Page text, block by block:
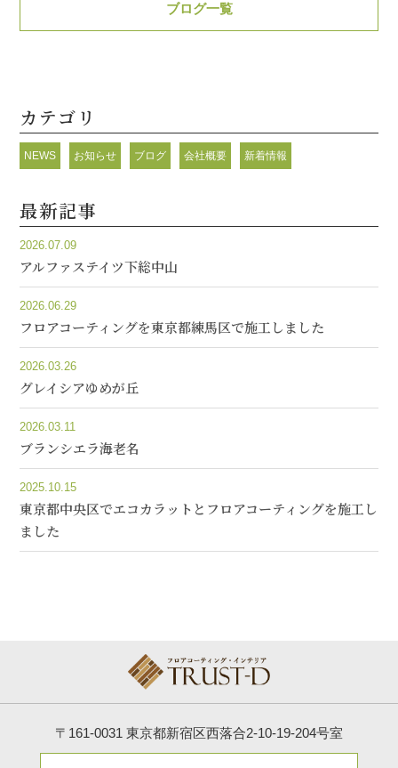
ブログ一覧
カテゴリ
NEWS お知らせ ブログ 会社概要 新着情報
最新記事
2026.07.09
アルファステイツ下総中山
2026.06.29
フロアコーティングを東京都練馬区で施工しました
2026.03.26
グレイシアゆめが丘
2026.03.11
ブランシエラ海老名
2025.10.15
東京都中央区でエコカラットとフロアコーティングを施工し
ました
〒161-0031 東京都新宿区西落合2-10-19-204号室